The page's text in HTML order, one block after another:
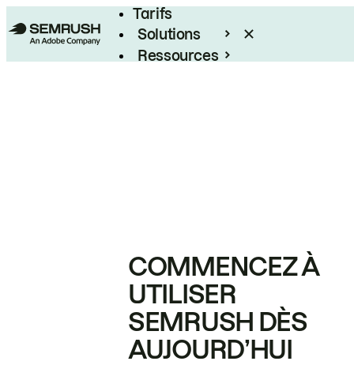
Tarifs
Solutions
Ressources
COMMENCEZ À
UTILISER
SEMRUSH DÈS
AUJOURD’HUI